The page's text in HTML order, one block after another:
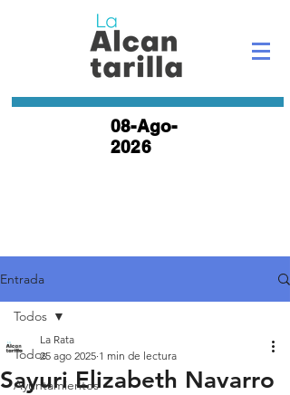
08-Ago-
2026
Entrada
Todos
Ayuntamientos
Todos
Sayuri Elizabeth Navarro
La Rata
25 ago 2025 1 min de lectura